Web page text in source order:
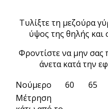
Τυλίξτε τη μεζούρα
ύψος της θηλής και
Φροντίστε να μην σας
άνετα κατά την
Νούμερο
60 65
Μέτρηση